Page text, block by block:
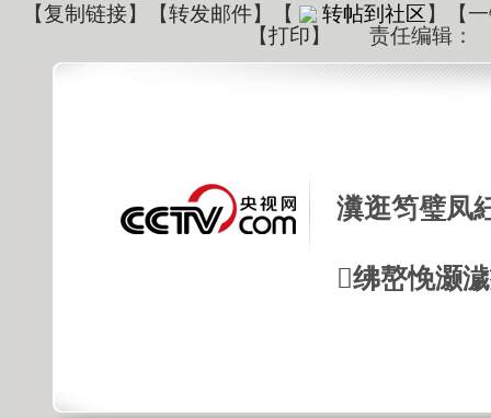
【复制链接】【转发邮件】 【 转帖到社区】【
【打印】 责任编辑：
瀵逛笉璧凤
绋嶅悗灏